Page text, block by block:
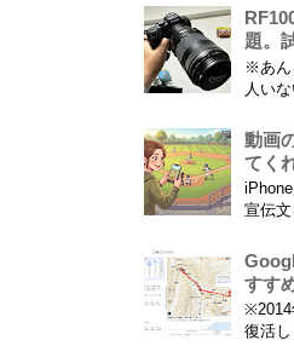
さか
ので
を撮影
の撮
ショ
問題...
題。
※あん
人い
とに
ッカ
をつ
きま
動画
てく
宣伝文
が、
くださ
こだ
すす
※2014
復活し